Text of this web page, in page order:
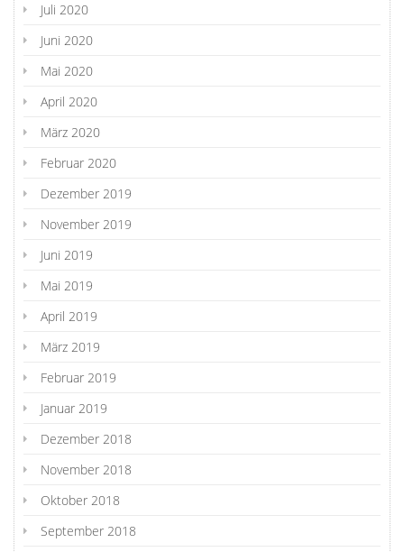
Juli 2020
Juni 2020
Mai 2020
April 2020
März 2020
Februar 2020
Dezember 2019
November 2019
Juni 2019
Mai 2019
April 2019
März 2019
Februar 2019
Januar 2019
Dezember 2018
November 2018
Oktober 2018
September 2018